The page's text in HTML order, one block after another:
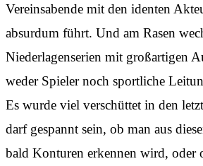
Vereinsabende mit den identen
absurdum führt. Und am Rasen
Niederlagenserien mit großartigen
weder Spieler noch sportliche
Es wurde viel verschüttet in den
darf gespannt sein, ob man aus
bald Konturen erkennen wird, oder